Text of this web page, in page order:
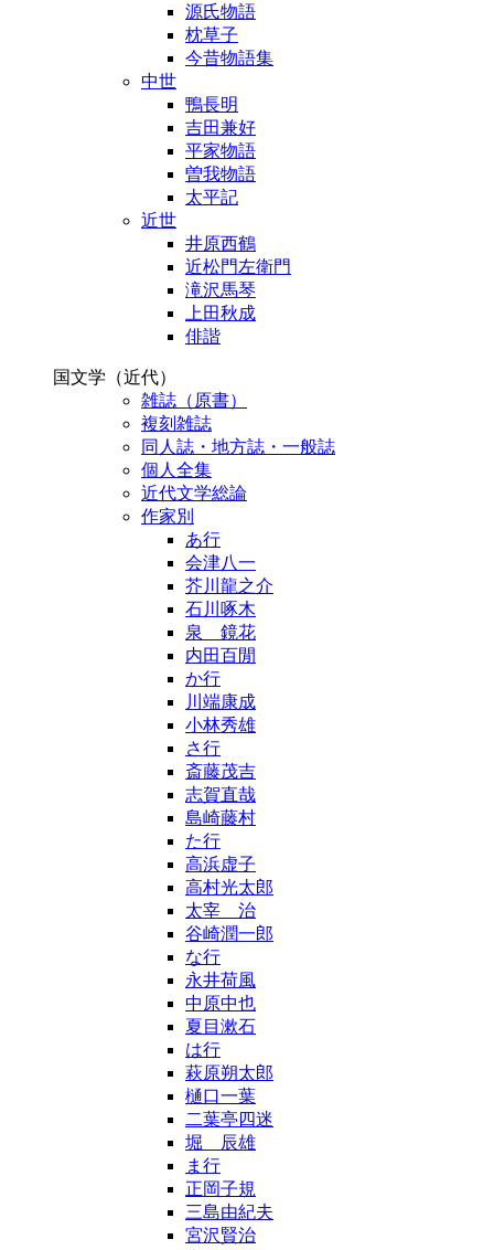
源氏物語
枕草子
今昔物語集
中世
鴨長明
吉田兼好
平家物語
曽我物語
太平記
近世
井原西鶴
近松門左衛門
滝沢馬琴
上田秋成
俳諧
国文学（近代）
雑誌（原書）
複刻雑誌
同人誌・地方誌・一般誌
個人全集
近代文学総論
作家別
あ行
会津八一
芥川龍之介
石川啄木
泉 鏡花
内田百閒
か行
川端康成
小林秀雄
さ行
斎藤茂吉
志賀直哉
島崎藤村
た行
高浜虚子
高村光太郎
太宰 治
谷崎潤一郎
な行
永井荷風
中原中也
夏目漱石
は行
萩原朔太郎
樋口一葉
二葉亭四迷
堀 辰雄
ま行
正岡子規
三島由紀夫
宮沢賢治